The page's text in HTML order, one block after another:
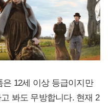
12세 이상 등급이지만
봐도 무방합니다. 현재 2